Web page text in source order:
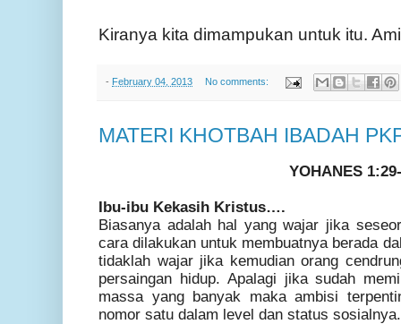
Kiranya kita dimampukan untuk itu.
- February 04, 2013 No comments:
MATERI KHOTBAH IBADAH
YOHANES
Ibu-ibu Kekasih Kristus….
Biasanya adalah hal yang wajar jika
cara dilakukan untuk membuatnya berada
tidaklah wajar jika kemudian orang
persaingan hidup. Apalagi jika sudah
massa yang banyak maka ambisi
nomor satu dalam level dan status sosialnya.